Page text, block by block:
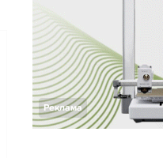
Реклама